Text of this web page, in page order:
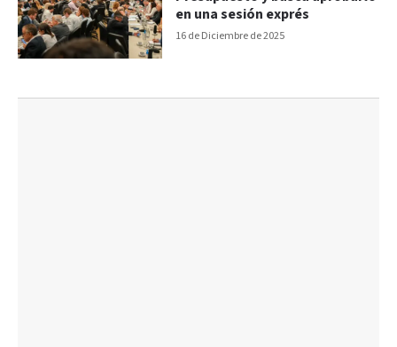
16 de Diciembre de 2025
en una sesión exprés